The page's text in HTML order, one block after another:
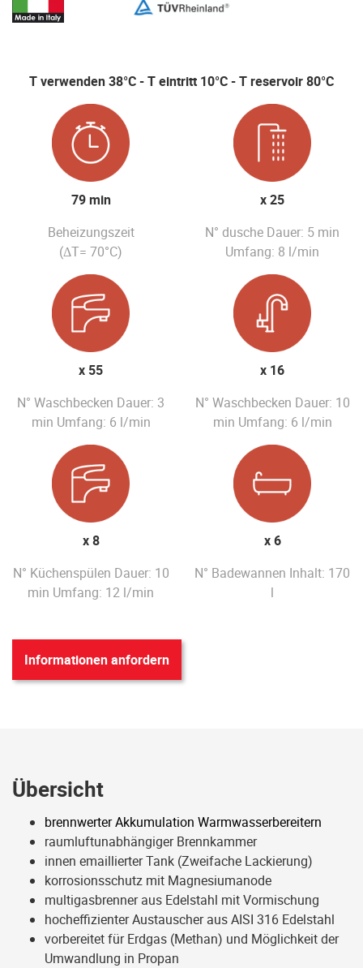
T verwenden 38°C - T eintritt 10°C - T reservoir 80°C
79 min
Beheizungszeit
(ΔT= 70°C)
x 25
N° dusche Dauer: 5 min
Umfang: 8 l/min
x 55
N° Waschbecken Dauer: 3
min Umfang: 6 l/min
x 16
N° Waschbecken Dauer: 10
min Umfang: 6 l/min
x 8
N° Küchenspülen Dauer: 10
min Umfang: 12 l/min
x 6
N° Badewannen Inhalt: 170
l
Informationen anfordern
Übersicht
brennwerter Akkumulation Warmwasserbereitern
raumluftunabhängiger Brennkammer
innen emaillierter Tank (Zweifache Lackierung)
korrosionsschutz mit Magnesiumanode
multigasbrenner aus Edelstahl mit Vormischung
hocheffizienter Austauscher aus AISI 316 Edelstahl
vorbereitet für Erdgas (Methan) und Möglichkeit der
Umwandlung in Propan